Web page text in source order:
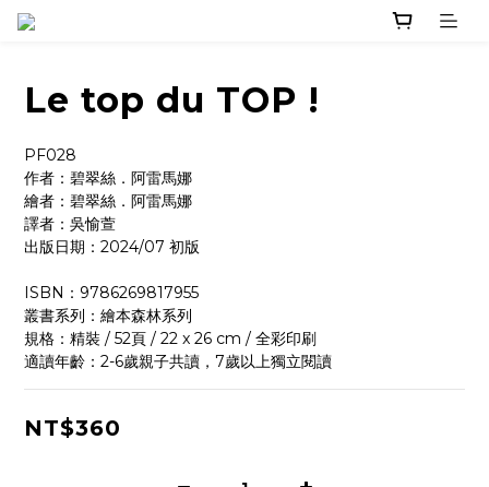
Le top du TOP !
PF028
作者：碧翠絲．阿雷馬娜
繪者：碧翠絲．阿雷馬娜
譯者：吳愉萱
出版日期：2024/07 初版
ISBN：9786269817955
叢書系列：繪本森林系列
規格：精裝 / 52頁 / 22 x 26 cm / 全彩印刷
適讀年齡：2-6歲親子共讀，7歲以上獨立閱讀
NT$360